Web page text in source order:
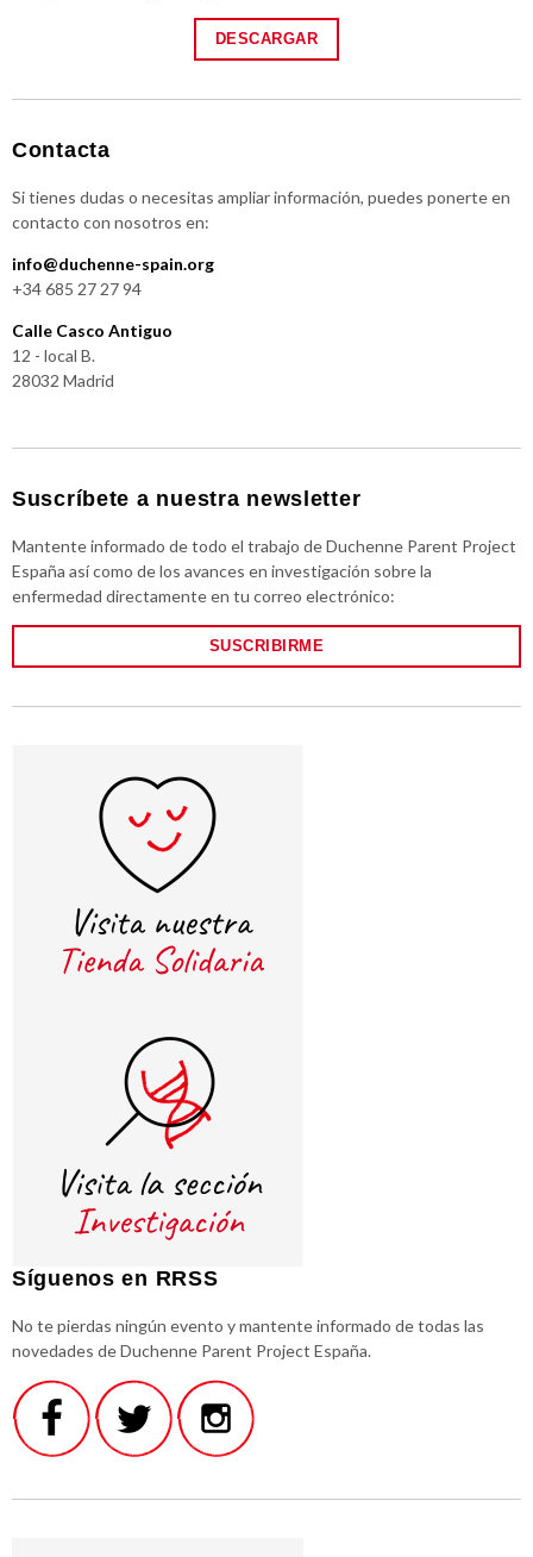
DESCARGAR
Contacta
Si tienes dudas o necesitas ampliar información, puedes ponerte en
contacto con nosotros en:
info@duchenne-spain.org
+34 685 27 27 94
Calle Casco Antiguo
12 - local B.
28032 Madrid
Suscríbete a nuestra newsletter
Mantente informado de todo el trabajo de Duchenne Parent Project
España así como de los avances en investigación sobre la
enfermedad directamente en tu correo electrónico:
SUSCRIBIRME
Síguenos en RRSS
No te pierdas ningún evento y mantente informado de todas las
novedades de Duchenne Parent Project España.